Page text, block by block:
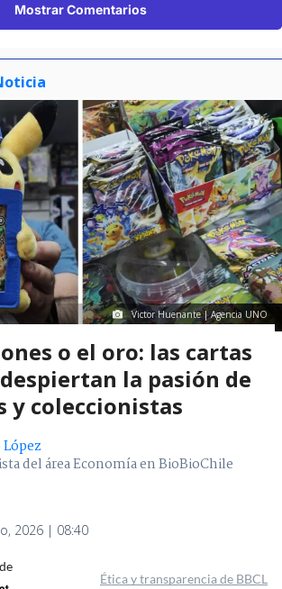
Mostrar Comentarios
Victor Huenante | Agencia UNO
o el oro: las cartas
la pasión de
y coleccionistas
del área Economía en BioBioChile
2026 | 08:40
Ética y transparencia de BBCL